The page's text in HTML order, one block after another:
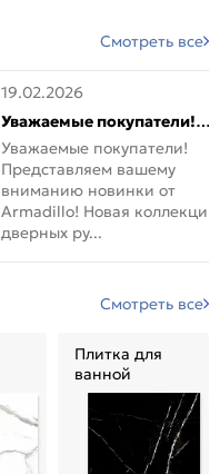
Смотреть все
19.02.2026
Уважаемые покупатели!
Представляем вашему
вниманию новинки от
Armadillo!
Уважаемые покупатели!
Представляем вашему
вниманию новинки от
Armadillo! Новая коллекция
дверных ру...
Смотреть все
Плитка для
ванной